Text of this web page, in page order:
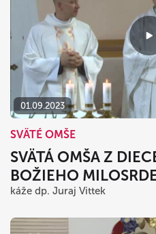
01.09.2023
SVÄTÉ OMŠE
SVÄTÁ OMŠA Z
BOŽIEHO
káže dp. Juraj Vittek